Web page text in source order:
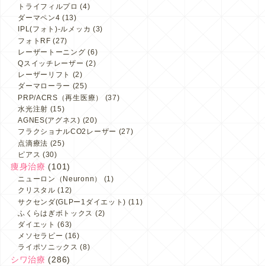
トライフィルプロ (4)
ダーマペン4 (13)
IPL(フォト)-ルメッカ (3)
フォトRF (27)
レーザートーニング (6)
Qスイッチレーザー (2)
レーザーリフト (2)
ダーマローラー (25)
PRP/ACRS（再生医療）
(37)
水光注射 (15)
AGNES(アグネス) (20)
フラクショナルCO2レーザー (27)
点滴療法 (25)
ピアス (30)
痩身治療 (101)
ニューロン（Neuronn）
(1)
クリスタル (12)
サクセンダ(GLPー1ダイエット) (11)
ふくらはぎボトックス (2)
ダイエット (63)
メソセラピー (16)
ライポソニックス (8)
シワ治療 (286)